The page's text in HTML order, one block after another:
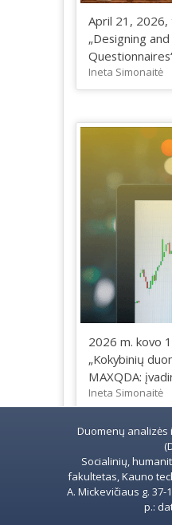
April 21, 2026,
„Designing
Ineta Simonaitė
2026 m. kovo
„Kokybinių
MAXQDA:
Ineta Simonaitė
Duomenų analizės
Socialinių,
fakultetas, Kauno
A. Mickevičiaus g. 37-
p.: